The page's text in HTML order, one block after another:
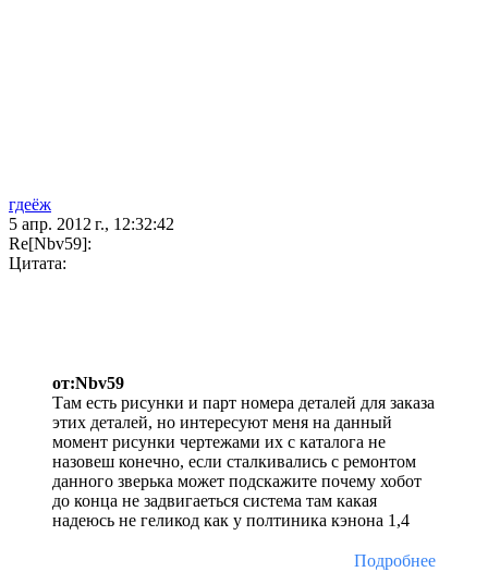
гдеёж
5 апр. 2012 г., 12:32:42
Re[Nbv59]:
Цитата:
от:Nbv59
Там есть рисунки и парт номера деталей для заказа
этих деталей, но интересуют меня на данный
момент рисунки чертежами их с каталога не
назовеш конечно, если сталкивались с ремонтом
данного зверька может подскажите почему хобот
до конца не задвигаеться система там какая
надеюсь не геликод как у полтиника кэнона 1,4
Подробнее